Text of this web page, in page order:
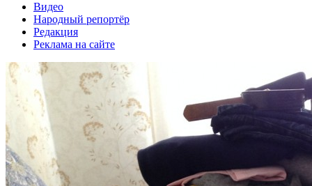
Видео
Народный репортёр
Редакция
Реклама на сайте